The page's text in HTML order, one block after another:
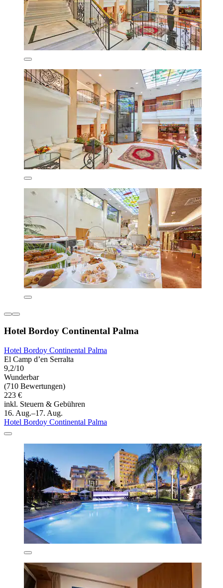
Hotel Bordoy Continental Palma
Hotel Bordoy Continental Palma
El Camp d’en Serralta
9,2/10
Wunderbar
(710 Bewertungen)
223 €
inkl. Steuern & Gebühren
16. Aug.–17. Aug.
Hotel Bordoy Continental Palma